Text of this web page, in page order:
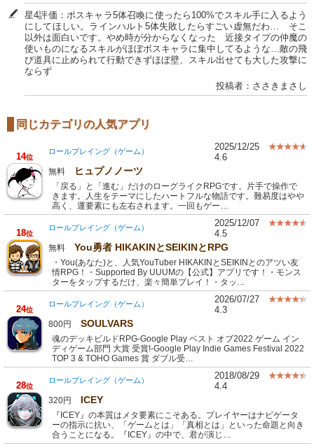
星4評価：ボスキャラ5体召喚に使ったら100%でスキル手に入るよう
にしてほしい。ラインハルト5体失敗したらすごい虚無だわ… そこ
以外は面白いです。やめ時が分からなくなった 近接タイプの仲魔の
使いものになるスキルがほぼボスキャラに集中してるような…敵の飛
び道具に止められて行動できずほぼ壁、スキル出せても大した攻撃に
ならず
投稿者：ささきまさし
同じカテゴリの人気アプリ
14位
ロールプレイング（ゲーム）
2025/12/25
4.6
無料 ヒュプノノーツ
「戻る」と「進む」だけのローグライクRPGです。片手で操作で
きます。人生をテーマにしたハートフルな物語です。難易度はやや
高く、運要素にも左右されます。一回もゲー…
18位
ロールプレイング（ゲーム）
2025/12/07
4.5
無料 You勇者 HIKAKINとSEIKINとRPG
・You(あなた)と、人気YouTuber HIKAKINとSEIKINとのアツい友
情RPG！・Supported By UUUMの【公式】アプリです！・モンス
ターをタップするだけ、楽々簡単プレイ！・タッ…
24位
ロールプレイング（ゲーム）
2026/07/27
4.3
800円 SOULVARS
魂のデッキビルドRPG-Google Play ベスト オブ2022 ゲーム イン
ディゲーム部門 大賞 受賞!-Google Play Indie Games Festival 2022
TOP 3 & TOHO Games 賞 ダブル受…
28位
ロールプレイング（ゲーム）
2018/08/29
4.4
320円 ICEY
『ICEY』の本質はメタ要素にこそある。プレイヤーはナビゲータ
ーの指示に抗い、「ゲームとは」「真相とは」といった命題と向き
合うことになる。『ICEY』の中で、君が演じ…